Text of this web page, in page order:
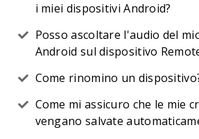
i miei dispositivi Android?
Posso ascoltare l'audio del
Android sul dispositivo
Come rinomino un
Come mi assicuro che le mie
vengano salvate